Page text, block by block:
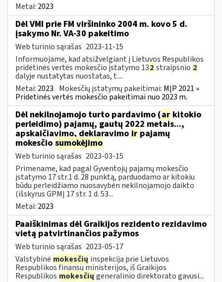
Metai: 2023
Dėl VMI prie FM viršininko 2004 m. kovo 5 d.
įsakymo Nr. VA-30 pakeitimo
Web turinio sąrašas 2023-11-15
Informuojame, kad atsižvelgiant į Lietuvos Respublikos
pridėtinės vertės mokesčio įstatymo 132 straipsnio 2
dalyje nustatytas nuostatas, t....
Metai: 2023 Mokesčių įstatymų pakeitimai: MĮP 2021 »
Pridetinės vertės mokesčio pakeitimai nuo 2023 m.
Dėl nekilnojamojo turto pardavimo (ar kitokio
perleidimo) pajamų, gautų 2022 metais...,
apskaičiavimo, deklaravimo ir pajamų
mokesčio sumokėjimo
Web turinio sąrašas 2023-03-15
Primename, kad pagal Gyventojų pajamų mokesčio
įstatymo 17 str.1 d. 28 punktą, parduodamo ar kitokiu
būdu perleidžiamo nuosavybėn nekilnojamojo daikto
(išskyrus GPMĮ 17 str. 1 d. 53...
Metai: 2023
Paaiškinimas dėl Graikijos rezidento rezidavimo
vietą patvirtinančios pažymos
Web turinio sąrašas 2023-05-17
Valstybinė mokesčių inspekcija prie Lietuvos
Respublikos finansų ministerijos, iš Graikijos
Respublikos mokesčių generalinio direktorato gavusi...